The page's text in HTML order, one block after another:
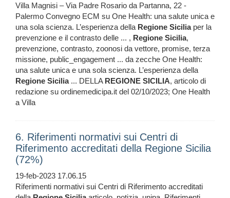
Villa Magnisi – Via Padre Rosario da Partanna, 22 -
Palermo Convegno ECM su One Health: una salute unica e
una sola scienza. L’esperienza della Regione Siciliaper la
prevenzione e il contrasto delle ... , Regione Sicilia,
prevenzione, contrasto, zoonosi da vettore, promise, terza
missione, public_engagement ... da zecche One Health:
una salute unica e una sola scienza. L’esperienza della
Regione Sicilia... DELLA REGIONE SICILIA, articolo di
redazione su ordinemedicipa.it del 02/10/2023; One Health
a Villa
6. Riferimenti normativi sui Centri di
Riferimento accreditati della Regione Sicilia
(72%)
19-feb-2023 17.06.15
Riferimenti normativi sui Centri di Riferimento accreditati